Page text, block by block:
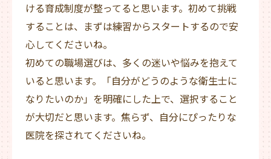
ける育成制度が整ってると思います。初めて挑戦
することは、まずは練習からスタートするので安
心してくださいね。
初めての職場選びは、多くの迷いや悩みを抱えて
いると思います。「自分がどうのような衛生士に
なりたいのか」を明確にした上で、選択すること
が大切だと思います。焦らず、自分にぴったりな
医院を探されてくださいね。